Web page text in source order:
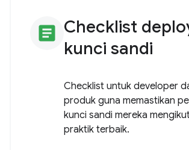
article Checklist
kunci sandi
Checklist untuk developer
produk guna memastikan
kunci sandi mereka
praktik terbaik.